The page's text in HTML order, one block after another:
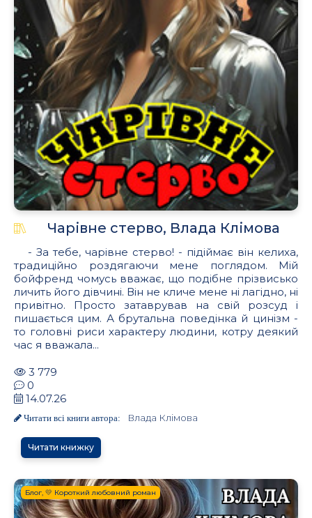
Чарівне стерво, Влада Клімова
- За тебе, чарівне стерво! - підіймає він келиха,
традиційно роздягаючи мене поглядом. Мій
бойфренд чомусь вважає, що подібне прізвисько
личить його дівчині. Він не кличе мене ні лагідно, ні
привітно. Просто затаврував на свій розсуд і
пишається цим. А брутальна поведінка й цинізм -
то головні риси характеру людини, котру деякий
час я вважала...
3 779
0
14.07.26
Читати всі книги автора: Влада Клімова
Читати книжку
Блог, 💛 Короткий любовний роман